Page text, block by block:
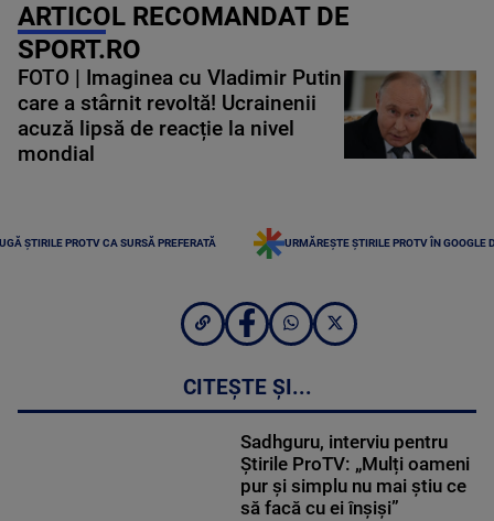
ARTICOL RECOMANDAT DE
SPORT.RO
FOTO | Imaginea cu Vladimir Putin
care a stârnit revoltă! Ucrainenii
acuză lipsă de reacție la nivel
mondial
ȘTIRILE PROTV CA SURSĂ PREFERATĂ URMĂREȘTE ȘTIRILE PROTV ÎN GOOGLE
CITEȘTE ȘI...
Sadhguru, interviu pentru
Știrile ProTV: „Mulți oameni
pur și simplu nu mai știu ce
să facă cu ei înșiși”